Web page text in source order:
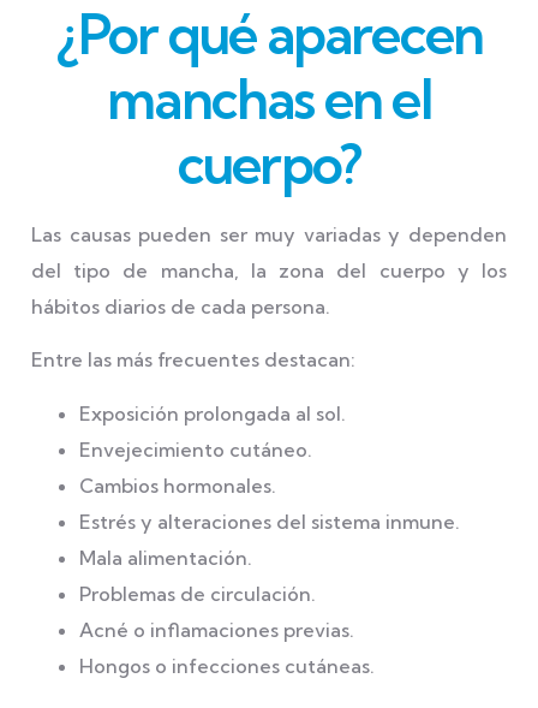
¿Por qué aparecen
manchas en el
cuerpo?
Las causas pueden ser muy variadas y dependen
del tipo de mancha, la zona del cuerpo y los
hábitos diarios de cada persona.
Entre las más frecuentes destacan:
Exposición prolongada al sol.
Envejecimiento cutáneo.
Cambios hormonales.
Estrés y alteraciones del sistema inmune.
Mala alimentación.
Problemas de circulación.
Acné o inflamaciones previas.
Hongos o infecciones cutáneas.